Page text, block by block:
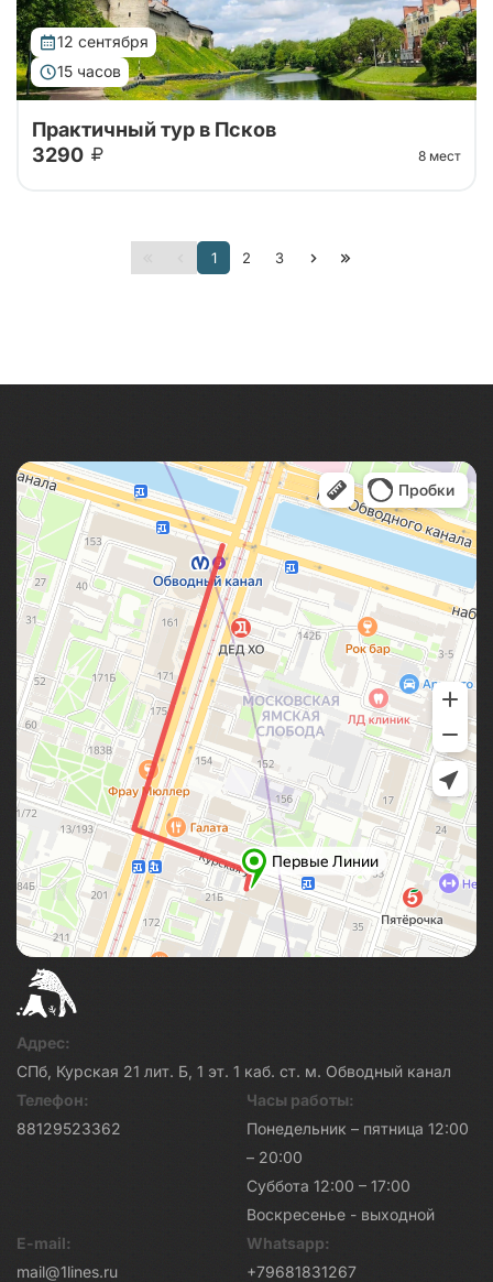
12 сентября
15 часов
Автобусный тур на 1 день в Псков из Санкт-
Петербурга. Отправимся на комфортабельном
Практичный тур в Псков
3290
8 мест
1 2 3
Адрес:
СПб, Курская 21 лит. Б, 1 эт. 1 каб. ст. м. Обводный канал
Телефон:
88129523362
Часы работы:
Понедельник – пятница 12:00
– 20:00
Суббота 12:00 – 17:00
Воскресенье - выходной
E-mail:
mail@1lines.ru
Whatsapp:
+79681831267